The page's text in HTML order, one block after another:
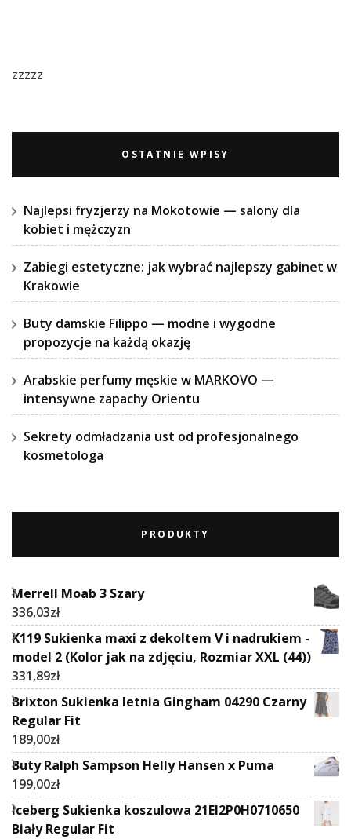
zzzzz
OSTATNIE WPISY
Najlepsi fryzjerzy na Mokotowie — salony dla
kobiet i mężczyzn
Zabiegi estetyczne: jak wybrać najlepszy gabinet w
Krakowie
Buty damskie Filippo — modne i wygodne
propozycje na każdą okazję
Arabskie perfumy męskie w MARKOVO —
intensywne zapachy Orientu
Sekrety odmładzania ust od profesjonalnego
kosmetologa
PRODUKTY
Merrell Moab 3 Szary
336,03zł
K119 Sukienka maxi z dekoltem V i nadrukiem -
model 2 (Kolor jak na zdjęciu, Rozmiar XXL (44))
331,89zł
Brixton Sukienka letnia Gingham 04290 Czarny
Regular Fit
189,00zł
Buty Ralph Sampson Helly Hansen x Puma
199,00zł
Iceberg Sukienka koszulowa 21EI2P0H0710650
Biały Regular Fit